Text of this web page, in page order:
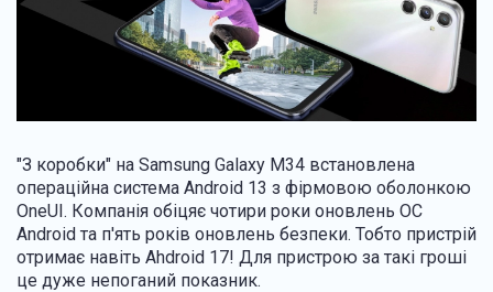
"З коробки" на Samsung Galaxy M34 встановлена ​​
операційна система Android 13 з фірмовою оболонкою
OneUI. Компанія обіцяє чотири роки оновлень ОС
Android та п'ять років оновлень безпеки. Тобто пристрій
отримає навіть Ahdroid 17! Для пристрою за такі гроші
це дуже непоганий показник.